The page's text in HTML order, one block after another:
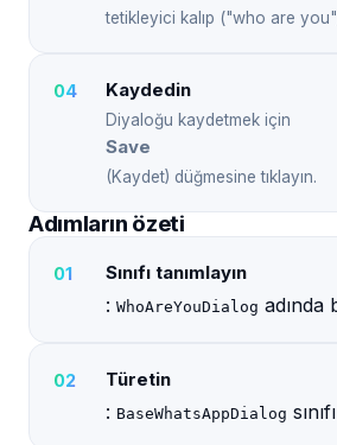
tetikleyici kalıp ("who are
Kaydedin
Diyaloğu kaydetmek için
Save
(Kaydet) düğmesine tıklayın.
Adımların özeti
Sınıfı tanımlayın
: WhoAreYouDialog adında
Türetin
: BaseWhatsAppDialog